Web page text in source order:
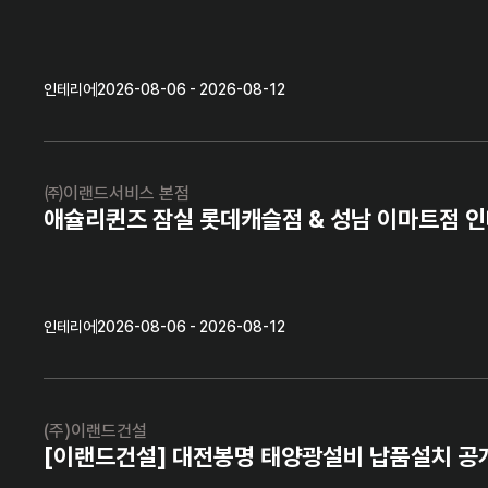
인테리어 2026-08-06 - 2026-08-12
㈜이랜드서비스 본점
애슐리퀸즈 잠실 롯데캐슬점 & 성남 이마트점
인테리어 2026-08-06 - 2026-08-12
(주)이랜드건설
[이랜드건설] 대전봉명 태양광설비 납품설치 공